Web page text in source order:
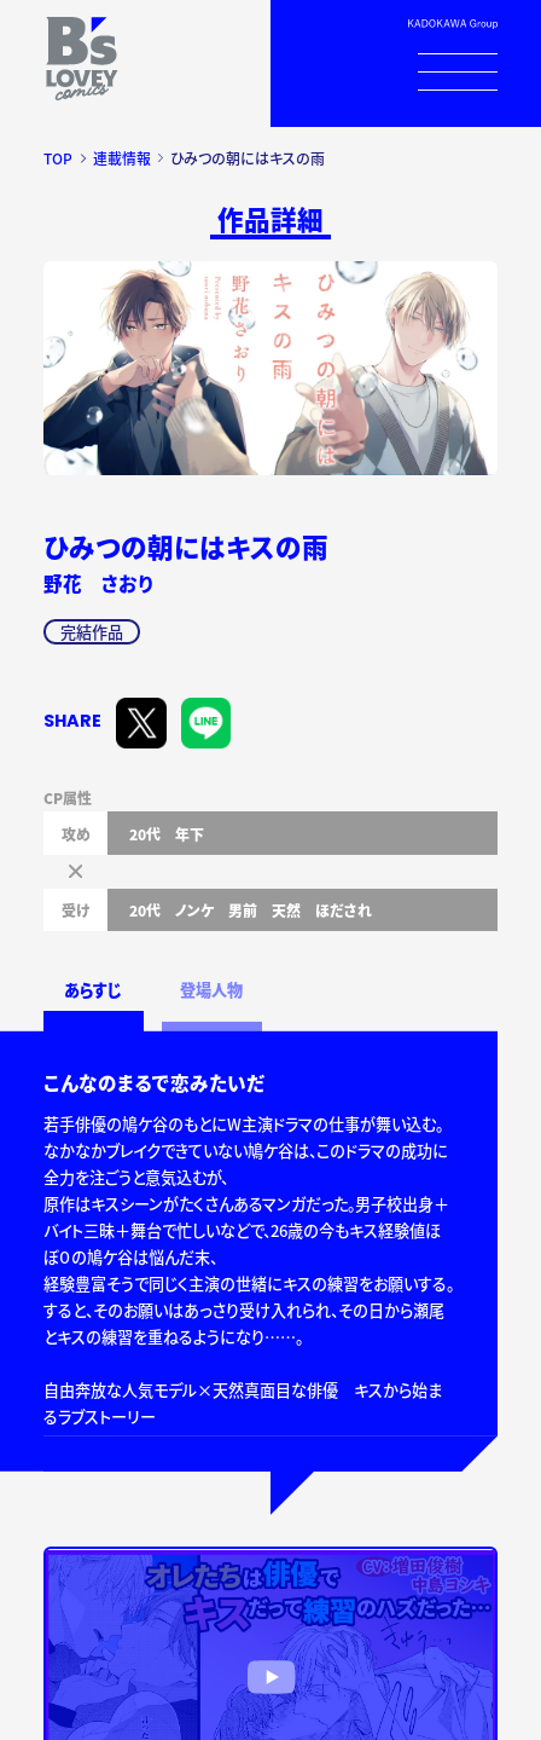
TOP 連載情報 ひみつの朝にはキスの雨
作品詳細
ひみつの朝にはキスの雨
野花 さおり
完結作品
SHARE
CP属性
攻め
20代 年下
受け 20代 ノンケ 男前 天然 ほだされ
あらすじ 登場人物
こんなのまるで恋みたいだ
若手俳優の鳩ケ谷のもとにW主演ドラマの仕事が舞い込む。
なかなかブレイクできていない鳩ケ谷は、このドラマの成功に
全力を注ごうと意気込むが、
原作はキスシーンがたくさんあるマンガだった。男子校出身＋
バイト三昧＋舞台で忙しいなどで、26歳の今もキス経験値ほ
ぼ０の鳩ケ谷は悩んだ末、
経験豊富そうで同じく主演の世緒にキスの練習をお願いする。
すると、そのお願いはあっさり受け入れられ、その日から瀬尾
とキスの練習を重ねるようになり……。
自由奔放な人気モデル×天然真面目な俳優 キスから始ま
るラブストーリー